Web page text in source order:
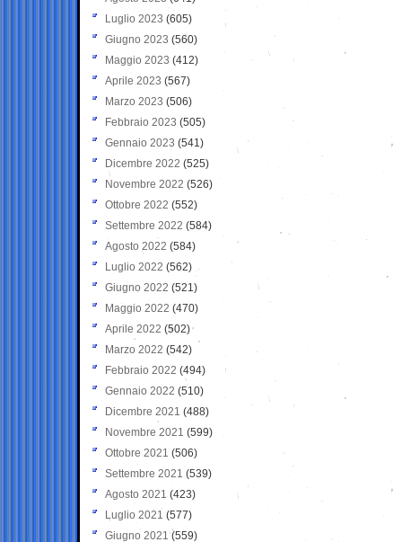
Luglio 2023 (605)
Giugno 2023 (560)
Maggio 2023 (412)
Aprile 2023 (567)
Marzo 2023 (506)
Febbraio 2023 (505)
Gennaio 2023 (541)
Dicembre 2022 (525)
Novembre 2022 (526)
Ottobre 2022 (552)
Settembre 2022 (584)
Agosto 2022 (584)
Luglio 2022 (562)
Giugno 2022 (521)
Maggio 2022 (470)
Aprile 2022 (502)
Marzo 2022 (542)
Febbraio 2022 (494)
Gennaio 2022 (510)
Dicembre 2021 (488)
Novembre 2021 (599)
Ottobre 2021 (506)
Settembre 2021 (539)
Agosto 2021 (423)
Luglio 2021 (577)
Giugno 2021(559)